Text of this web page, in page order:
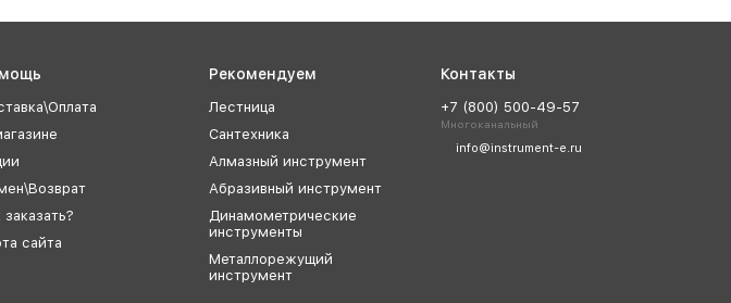
заказать?
сайта
Рекомендуем
Лестница
Сантехника
Алмазный инструмент
Абразивный инструмент
Динамометрические
инструменты
Металлорежущий
инструмент
Контакты
+7 (800) 500-49-57
Многоканальный
info@instrument-e.ru